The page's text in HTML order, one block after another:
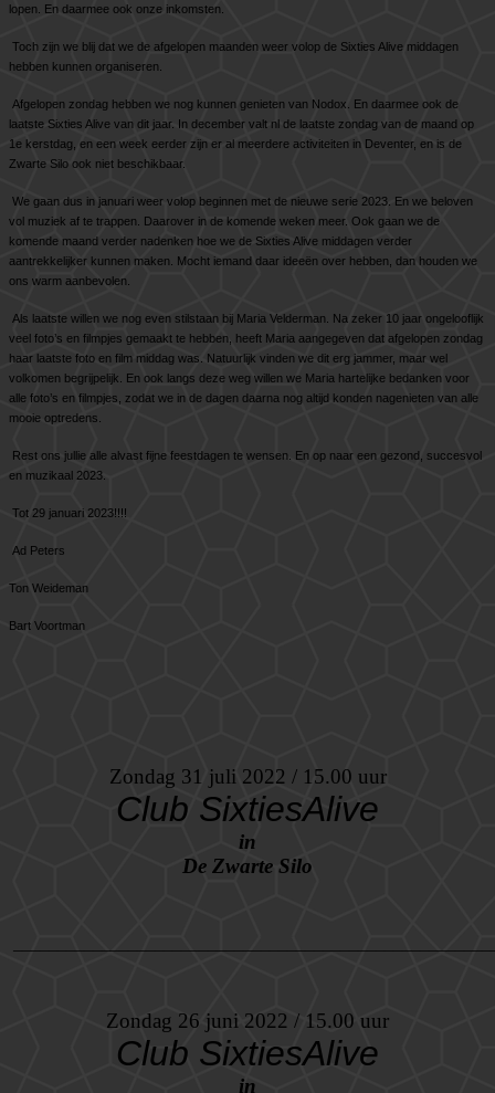
lopen. En daarmee ook onze inkomsten.
Toch zijn we blij dat we de afgelopen maanden weer volop de Sixties Alive middagen
hebben kunnen organiseren.
Afgelopen zondag hebben we nog kunnen genieten van Nodox. En daarmee ook de
laatste Sixties Alive van dit jaar. In december valt nl de laatste zondag van de maand op
1e kerstdag, en een week eerder zijn er al meerdere activiteiten in Deventer, en is de
Zwarte Silo ook niet beschikbaar.
We gaan dus in januari weer volop beginnen met de nieuwe serie 2023. En we beloven
vol muziek af te trappen. Daarover in de komende weken meer. Ook gaan we de
komende maand verder nadenken hoe we de Sixties Alive middagen verder
aantrekkelijker kunnen maken. Mocht iemand daar ideeën over hebben, dan houden we
ons warm aanbevolen.
Als laatste willen we nog even stilstaan bij Maria Velderman. Na zeker 10 jaar ongelooflijk
veel foto’s en filmpjes gemaakt te hebben, heeft Maria aangegeven dat afgelopen zondag
haar laatste foto en film middag was. Natuurlijk vinden we dit erg jammer, maar wel
volkomen begrijpelijk. En ook langs deze weg willen we Maria hartelijke bedanken voor
alle foto’s en filmpjes, zodat we in de dagen daarna nog altijd konden nagenieten van alle
mooie optredens.
Rest ons jullie alle alvast fijne feestdagen te wensen. En op naar een gezond, succesvol
en muzikaal 2023.
Tot 29 januari 2023!!!!
Ad Peters
Ton Weideman
Bart Voortman
Zondag 31 juli 2022 / 15.00 uur
Club SixtiesAlive
in
De Zwarte Silo
Zondag 26 juni 2022 / 15.00 uur
Club SixtiesAlive
in